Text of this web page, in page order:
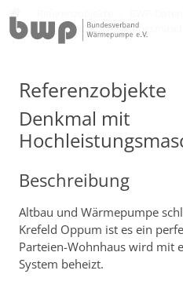
Denkmal mit
Referenzobjekte
Denkmal mit
Beschreibung
Altbau und Wärmepumpe
Krefeld Oppum ist es ein
Parteien-Wohnhaus wird mit
System beheizt.